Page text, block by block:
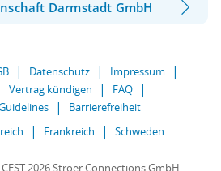
Darmstadt GmbH
Datenschutz
Impressum
Vertrag kündigen
FAQ
Barrierefreiheit
Frankreich Schweden
2026 Ströer Connections GmbH